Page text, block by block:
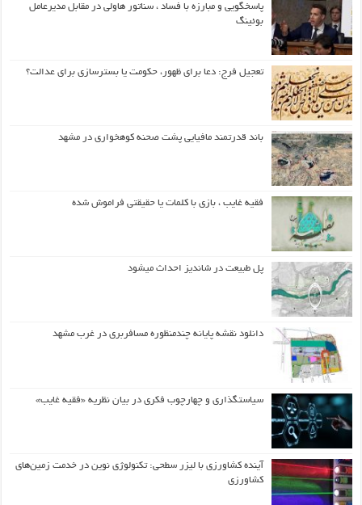
پاسخگویی و مبارزه با فساد ، سناتور هاولی در مقابل مدیرعامل
بوئینگ
تعجیل فرج: دعا برای ظهور، حکومت یا بسترسازی برای عدالت؟
باند قدرتمند مافیایی پشت صحنه کوهخواری در مشهد
فقیه غایب ، بازی با کلمات یا حقیقتی فراموش شده
پل طبیعت در شاندیز احداث میشود
دانلود نقشه پایانه چندمنظوره مسافربری در غرب مشهد
سیاستگذاری و چهارچوب فکری در بیان نظریه «فقیه غایب»
آینده کشاورزی با لیزر سطحی: تکنولوژی نوین در خدمت زمین‌های
کشاورزی